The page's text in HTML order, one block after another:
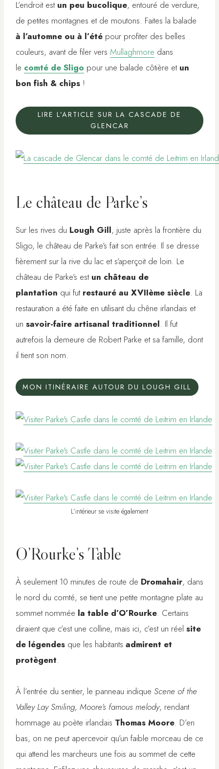
L’endroit est un peu bucolique, entouré de verdure,
de petites montagnes et de moutons. Faites la balade
à l’automne ou à l’été pour profiter des belles
couleurs, avant de filer vers Mullaghmore dans
le comté de Sligo pour une balade côtière et un
bon fish & chips !
LIRE L’ARTICLE SUR LA CASCADE DE
GLENCAR
Le château de Parke’s
Sur les rives du Lough Gill, juste après la frontière du
Sligo, le château de Parke’s fait son entrée. Il se dresse
fièrement sur la rive du lac et s’aperçoit de loin. Le
château de Parke’s est un château de
plantation qui fut restauré au XVIIème siècle. La
restauration a été faite en utilisant du chêne irlandais et
un savoir-faire artisanal traditionnel. Il fut
autrefois la demeure de Robert Parke et sa famille, dont
il tient son nom.
MON ITINÉRAIRE AUTOUR DU LOUGH GILL
L’intérieur se visite également
O’Rourke’s Table
À seulement 10 minutes de route de Dromahair, dans
le nord du comté, se tient une petite montagne plate au
sommet nommée la table d’O’Rourke. Certains
diraient que c’est une colline, mais ici, c’est un réel site
de légendes que les habitants admirent et
protègent.
À l’entrée du sentier, le panneau indique Scene of the
Valley Lay Smiling, Moore’s famous melody, rendant
hommage au poète irlandais Thomas Moore. D’en
bas, on ne peut apercevoir qu’un faible morceau de ce
qui attend les marcheurs une fois au sommet de cette